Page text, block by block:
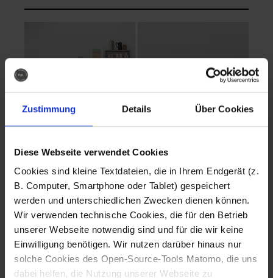
Zustimmung Details Über Cookies
Diese Webseite verwendet Cookies
Cookies sind kleine Textdateien, die in Ihrem Endgerät (z.
B. Computer, Smartphone oder Tablet) gespeichert
werden und unterschiedlichen Zwecken dienen können.
Wir verwenden technische Cookies, die für den Betrieb
unserer Webseite notwendig sind und für die wir keine
Einwilligung benötigen. Wir nutzen darüber hinaus nur
solche Cookies des Open-Source-Tools Matomo, die uns
dabei helfen, die Nutzung unserer Webseite zu
Fotografo: Lorenz
Sternbach
Download
Fotografo: Lorenz
Sternbach
Download